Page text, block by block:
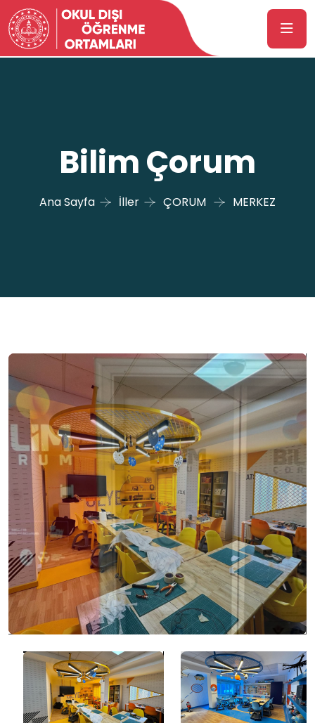
Bilim Çorum
Ana Sayfa İller ÇORUM MERKEZ